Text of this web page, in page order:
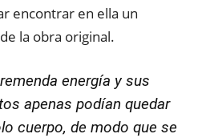
encontrar en ella un
la obra original.
energía y sus
apenas podían quedar
cuerpo, de modo que se